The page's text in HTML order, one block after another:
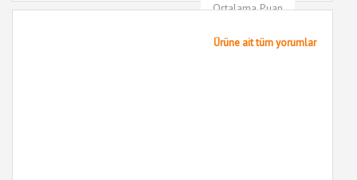
Ortalama Puan
5
Ürüne ait tüm yorumlar